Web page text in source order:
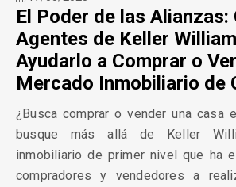
El Poder de las Alianzas:
Agentes de Keller
Ayudarlo a Comprar o
Mercado Inmobiliario de
¿Busca comprar o vender una casa
busque más allá de Keller
inmobiliario de primer nivel que ha
compradores y vendedores a